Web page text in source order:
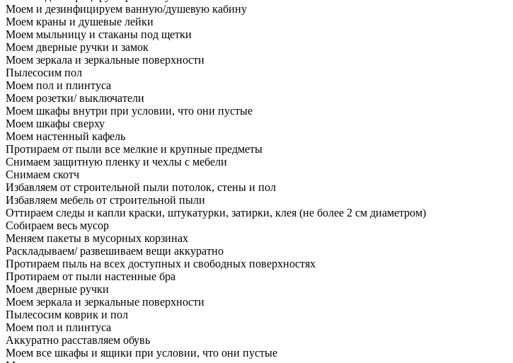
Моем и дезинфицируем ванную/душевую кабину
Моем краны и душевые лейки
Моем мыльницу и стаканы под щетки
Моем дверные ручки и замок
Моем зеркала и зеркальные поверхности
Пылесосим пол
Моем пол и плинтуса
Моем розетки/ выключатели
Моем шкафы внутри при условии, что они пустые
Моем шкафы сверху
Моем настенный кафель
Протираем от пыли все мелкие и крупные предметы
Снимаем защитную пленку и чехлы с мебели
Снимаем скотч
Избавляем от строительной пыли потолок, стены и пол
Избавляем мебель от строительной пыли
Оттираем следы и капли краски, штукатурки, затирки, клея (не более 2 см диаметром)
Собираем весь мусор
Меняем пакеты в мусорных корзинах
Раскладываем/ развешиваем вещи аккуратно
Протираем пыль на всех доступных и свободных поверхностях
Протираем от пыли настенные бра
Моем дверные ручки
Моем зеркала и зеркальные поверхности
Пылесосим коврик и пол
Моем пол и плинтуса
Аккуратно расставляем обувь
Моем все шкафы и ящики при условии, что они пустые